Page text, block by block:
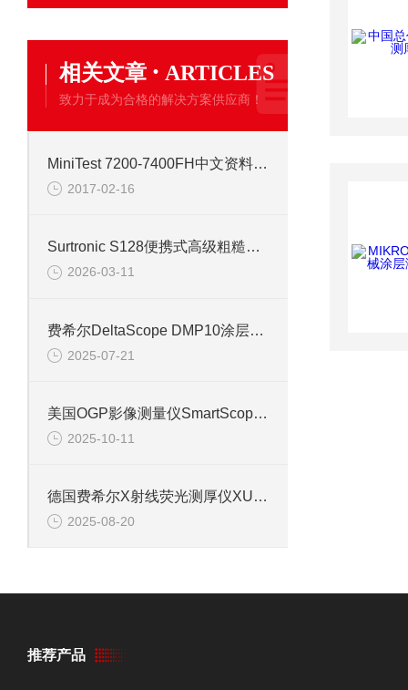
相关文章 · ARTICLES
致力于成为合格的解决方案供应商！
MiniTest 7200-7400FH中文资料笃挚仪器
2017-02-16
Surtronic S128便携式高级粗糙度仪一体式信息
2026-03-11
费希尔DeltaScope DMP10涂层测厚仪
2025-07-21
美国OGP影像测量仪SmartScopeCNC信息
2025-10-11
德国费希尔X射线荧光测厚仪XULM240信息
2025-08-20
推荐产品